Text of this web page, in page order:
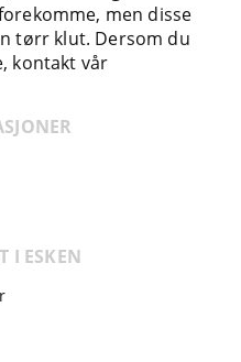
men disse
tørr klut. Dersom du
kontakt vår
I ESKEN